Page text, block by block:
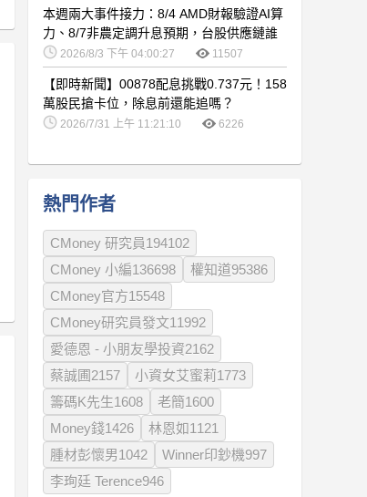
本週兩大事件接力：8/4 AMD財報驗證AI算
力、8/7非農定調升息預期，台股供應鏈誰
卡位最佳？
2026/8/3 下午 04:00:27 11507
【即時新聞】00878配息挑戰0.737元！158
萬股民搶卡位，除息前還能追嗎？
2026/7/31 上午 11:21:10 6226
熱門作者
CMoney 研究員194102
CMoney 小編136698
權知道95386
CMoney官方15548
CMoney研究員發文11992
愛德恩 - 小朋友學投資2162
蔡誠圃2157
小資女艾蜜莉1773
籌碼K先生1608
老簡1600
Money錢1426
林恩如1121
腫材彭懷男1042
Winner印鈔機997
李珣廷 Terence946